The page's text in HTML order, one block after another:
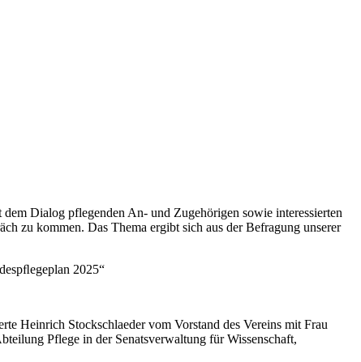
Dialog pflegenden An- und Zugehörigen sowie interessierten
zu kommen. Das Thema ergibt sich aus der Befragung unserer
2025“
Heinrich Stockschlaeder vom Vorstand des Vereins mit Frau
Pflege in der Senatsverwaltung für Wissenschaft,